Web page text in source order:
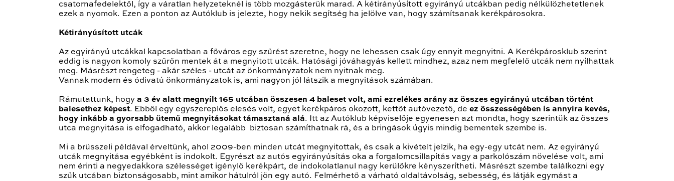
csatornafedelektől, így a váratlan helyzeteknél is több mozgásterük marad. A kétirányúsított egyirányú utcákban pedig nélkülözhetetlenek
ezek a nyomok. Ezen a ponton az Autóklub is jelezte, hogy nekik segítség ha jelölve van, hogy számítsanak kerékpárosokra.
Kétirányúsított utcák
Az egyirányú utcákkal kapcsolatban a főváros egy szűrést szeretne, hogy ne lehessen csak úgy ennyit megnyitni. A Kerékpárosklub szerint
eddig is nagyon komoly szűrőn mentek át a megnyitott utcák. Hatósági jóváhagyás kellett mindhez, azaz nem megfelelő utcák nem nyílhattak
meg. Másrészt rengeteg - akár széles - utcát az önkormányzatok nem nyitnak meg.
Vannak modern és ódivatú önkormányzatok is, ami nagyon jól látszik a megnyitások számában.
Rámutattunk, hogy a 3 év alatt megnyílt 165 utcában összesen 4 baleset volt, ami ezrelékes arány az összes egyirányú utcában történt
balesethez képest. Ebből egy egyszereplős elesés volt, egyet kerékpáros okozott, kettőt autóvezető, de ez összességében is annyira kevés,
hogy inkább a gyorsabb ütemű megnyitásokat támasztaná alá. Itt az Autóklub képviselője egyenesen azt mondta, hogy szerintük az összes
utca megnyitása is elfogadható, akkor legalább biztosan számíthatnak rá, és a bringások úgyis mindig bementek szembe is.
Mi a brüsszeli példával érveltünk, ahol 2009-ben minden utcát megnyitottak, és csak a kivételt jelzik, ha egy-egy utcát nem. Az egyirányú
utcák megnyitása egyébként is indokolt. Egyrészt az autós egyirányúsítás oka a forgalomcsillapítás vagy a parkolószám növelése volt, ami
nem érinti a negyedakkora szélességet igénylő kerékpárt, de indokolatlanul nagy kerülőkre kényszerítheti. Másrészt szembe találkozni egy
szűk utcában biztonságosabb, mint amikor hátulról jön egy autó. Felmérhető a várható oldaltávolság, sebesség, és látják egymást a